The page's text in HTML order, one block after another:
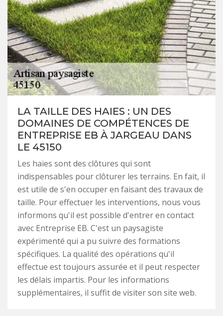
LA TAILLE DES HAIES : UN DES
DOMAINES DE COMPÉTENCES DE
ENTREPRISE EB À JARGEAU DANS
LE 45150
Les haies sont des clôtures qui sont
indispensables pour clôturer les terrains. En fait, il
est utile de s'en occuper en faisant des travaux de
taille. Pour effectuer les interventions, nous vous
informons qu'il est possible d'entrer en contact
avec Entreprise EB. C'est un paysagiste
expérimenté qui a pu suivre des formations
spécifiques. La qualité des opérations qu'il
effectue est toujours assurée et il peut respecter
les délais impartis. Pour les informations
supplémentaires, il suffit de visiter son site web.